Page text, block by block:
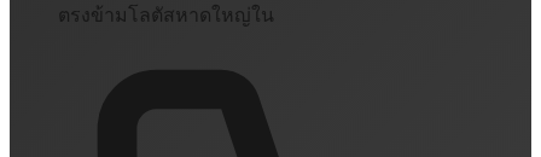
ตรงข้ามโลตัสหาดใหญ่ใน